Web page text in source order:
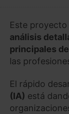
Este
análisis
principales
las
El rápido
(IA) está